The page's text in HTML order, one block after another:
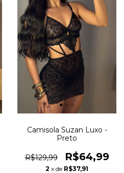
Camisola Suzan Luxo -
Preto
R$129,99 R$64,99
2 x de R$37,91